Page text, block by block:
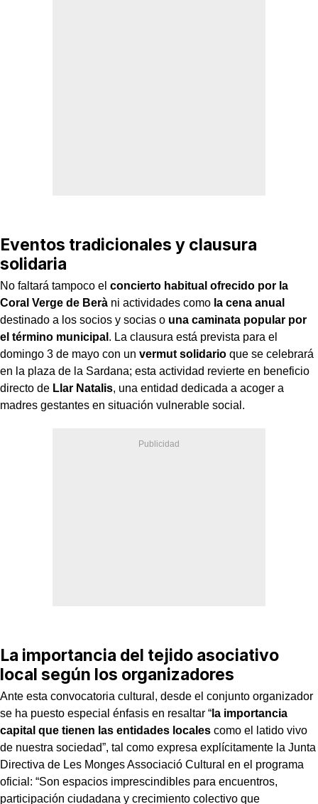
Eventos tradicionales y clausura
solidaria
No faltará tampoco el concierto habitual ofrecido por la
Coral Verge de Berà ni actividades como la cena anual
destinado a los socios y socias o una caminata popular por
el término municipal . La clausura está prevista para el
domingo 3 de mayo con un vermut solidario que se celebrará
en la plaza de la Sardana; esta actividad revierte en beneficio
directo de Llar Natalis, una entidad dedicada a acoger a
madres gestantes en situación vulnerable social.
La importancia del tejido asociativo
local según los organizadores
Ante esta convocatoria cultural, desde el conjunto organizador
se ha puesto especial énfasis en resaltar “ la importancia
capital que tienen las entidades locales como el latido vivo
de nuestra sociedad”, tal como expresa explícitamente la Junta
Directiva de Les Monges Associació Cultural en el programa
oficial: “Son espacios imprescindibles para encuentros,
participación ciudadana y crecimiento colectivo que